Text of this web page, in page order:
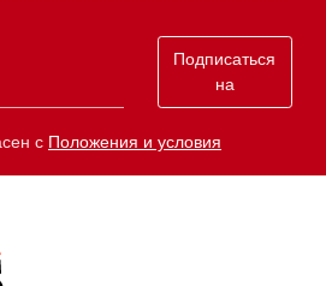
Подписаться
на
с Положения и условия